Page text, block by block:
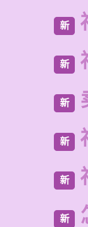
新
新
新
新
新
新